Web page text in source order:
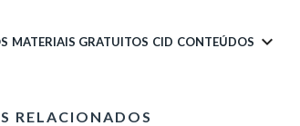
MATERIAIS GRATUITOS CID CONTEÚDOS
RELACIONADOS